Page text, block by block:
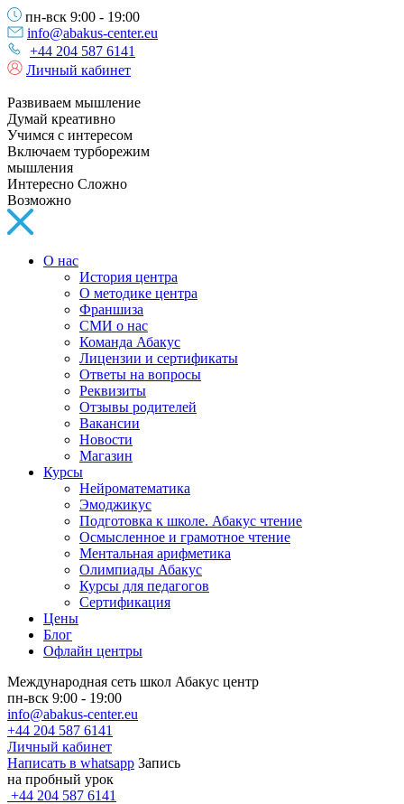
пн-вск 9:00 - 19:00
info@abakus-center.eu
+44 204 587 6141
Личный кабинет
Развиваем мышление
Думай креативно
Учимся с интересом
Включаем турборежим
мышления
Интересно Сложно
Возможно
О нас
История центра
О методике центра
Франшиза
СМИ о нас
Команда Абакус
Лицензии и сертификаты
Ответы на вопросы
Реквизиты
Отзывы родителей
Вакансии
Новости
Магазин
Курсы
Нейроматематика
Эмоджикус
Подготовка к школе. Абакус чтение
Осмысленное и грамотное чтение
Ментальная арифметика
Олимпиады Абакус
Курсы для педагогов
Сертификация
Цены
Блог
Офлайн центры
Международная сеть школ Абакус центр
пн-вск 9:00 - 19:00
info@abakus-center.eu
+44 204 587 6141
Личный кабинет
Написать в whatsapp Запись
на пробный урок
+44 204 587 6141